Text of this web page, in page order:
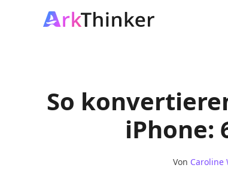
So
iPhone:
Von Caroline